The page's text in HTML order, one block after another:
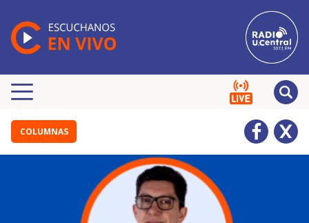
COLUMNAS